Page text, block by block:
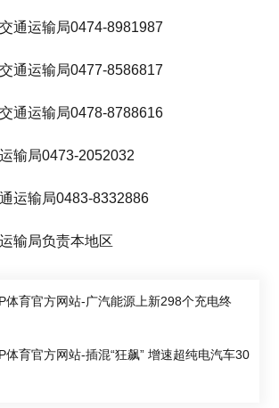
运输局0474-8981987
运输局0477-8586817
运输局0478-8788616
局0473-2052032
输局0483-8332886
局负责本地区
体育官方网站-广汽能源上新298个充电终
体育官方网站-插混“狂飙” 增速超纯电汽车30